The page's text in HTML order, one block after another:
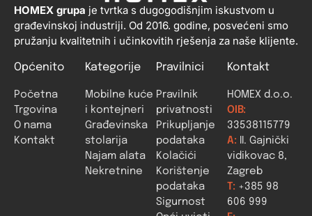
HOMEX grupa je tvrtka s dugogodišnjim iskustvom u
građevinskoj industriji. Od 2016. godine, posvećeni smo
pružanju kvalitetnih i učinkovitih rješenja za naše klijente.
Općenito
Početna
Trgovina
O nama
Kontakt
Kategorije
Mobilne kuće
i kontejneri
Građevinska
stolarija
Najam alata
Nekretnine
Pravilnici
Pravilnik
privatnosti
Prikupljanje
podataka
Kolačići
Korištenje
podataka
Sigurnost
Kontakt
HOMEX d.o.o.
OIB:
33538115779
A: II. Gajnički
vidikovac 8,
Zagreb
T: +385 98
606 999